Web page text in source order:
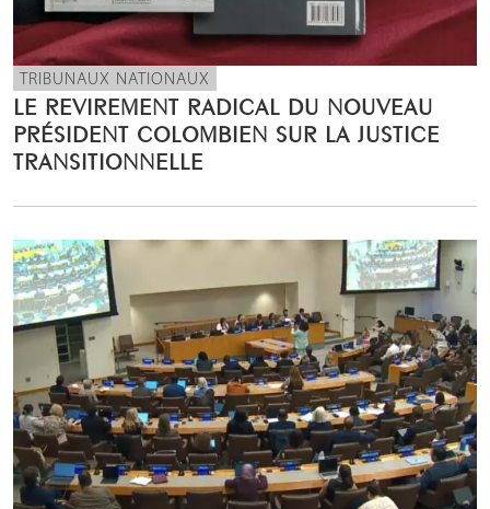
TRIBUNAUX NATIONAUX
LE REVIREMENT RADICAL DU NOUVEAU
PRÉSIDENT COLOMBIEN SUR LA JUSTICE
TRANSITIONNELLE